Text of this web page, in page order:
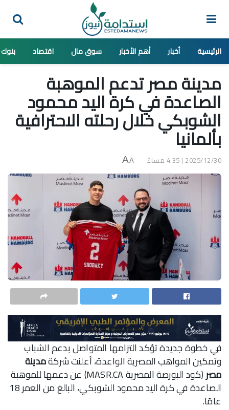
الرئيسية أخبار أهم الأخبار سوق مال اقتصاد بنوك
مدينة مصر تدعم الموهبة
الصاعدة في كرة اليد محمود
الشوبكي خلال رحلته الاحترافية
بألمانيا
2025/12/30 | 4:35 مساءً A
A
في خطوة جديدة تؤكد التزامها المتواصل بدعم الشباب
وتمكين المواهب المصرية الواعدة، أعلنت شركةمدينة
مصر (كود البورصة المصرية MASR.CA) عن دعمها للموهبة
الصاعدة في كرة اليد محمود الشوبكي، البالغ من العمر 18
عامًا.